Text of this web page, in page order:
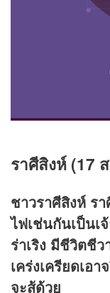
ราศีสิงห์ (17
ชาวราศีสิงห์ ร
ไฟเช่นกันเป็นเ
ร่าเริง มีชีวิตชี
เคร่งเครียดเอ
จะสู้ด้วย